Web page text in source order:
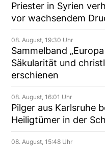
Priester in Syrien
vor wachsendem
08. August, 19:30 Uhr
Sammelband
Säkularität und
erschienen
08. August, 16:01 Uhr
Pilger aus Karlsruhe
Heiligtümer in der
08. August, 15:48 Uhr